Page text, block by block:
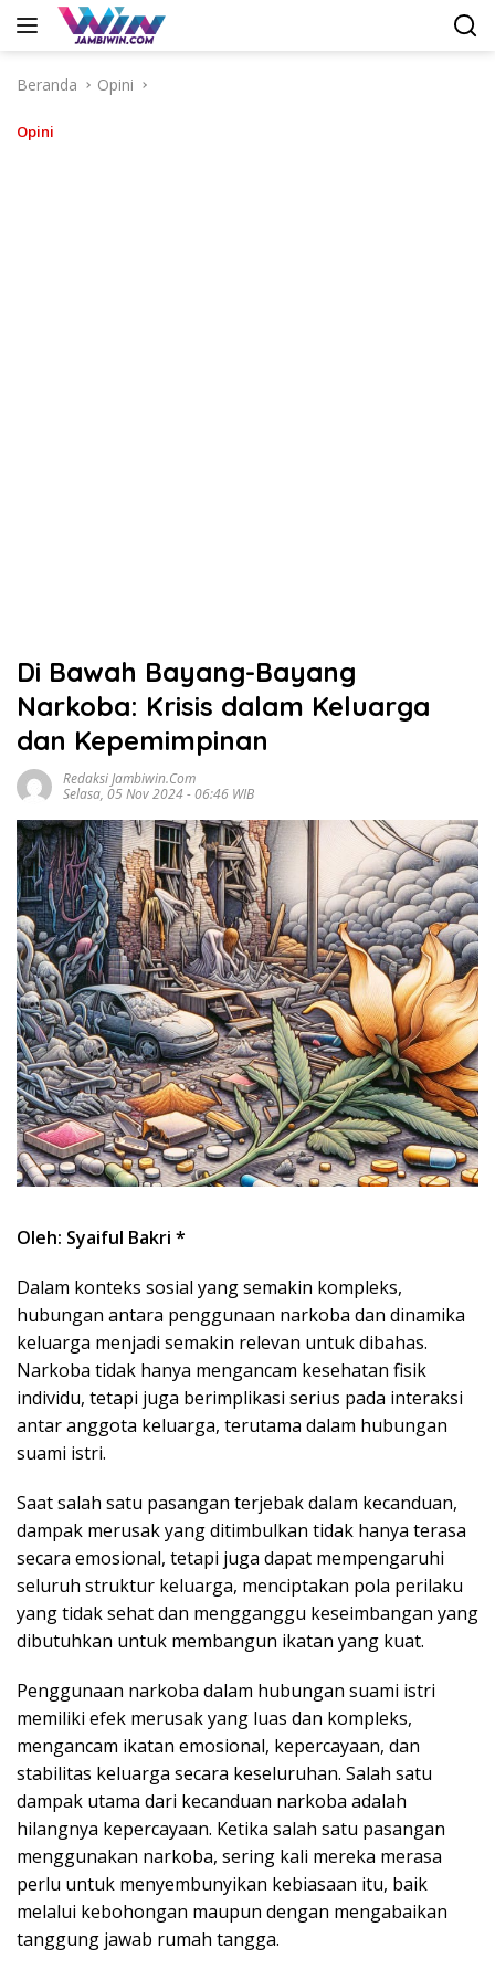
Langsung
Beranda
Opini
Opini
Di Bawah Bayang-Bayang
Narkoba: Krisis dalam Keluarga
dan Kepemimpinan
Redaksi Jambiwin.com
Selasa, 05 Nov 2024 - 06:46 WIB
Oleh: Syaiful Bakri *
Dalam konteks sosial yang semakin kompleks,
hubungan antara penggunaan narkoba dan dinamika
keluarga menjadi semakin relevan untuk dibahas.
Narkoba tidak hanya mengancam kesehatan fisik
individu, tetapi juga berimplikasi serius pada interaksi
antar anggota keluarga, terutama dalam hubungan
suami istri.
Saat salah satu pasangan terjebak dalam kecanduan,
dampak merusak yang ditimbulkan tidak hanya terasa
secara emosional, tetapi juga dapat mempengaruhi
seluruh struktur keluarga, menciptakan pola perilaku
yang tidak sehat dan mengganggu keseimbangan yang
dibutuhkan untuk membangun ikatan yang kuat.
Penggunaan narkoba dalam hubungan suami istri
memiliki efek merusak yang luas dan kompleks,
mengancam ikatan emosional, kepercayaan, dan
stabilitas keluarga secara keseluruhan. Salah satu
dampak utama dari kecanduan narkoba adalah
hilangnya kepercayaan. Ketika salah satu pasangan
menggunakan narkoba, sering kali mereka merasa
perlu untuk menyembunyikan kebiasaan itu, baik
melalui kebohongan maupun dengan mengabaikan
tanggung jawab rumah tangga.